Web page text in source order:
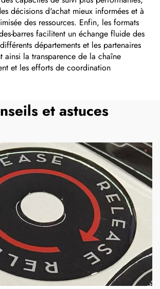
décisions d'achat mieux informées et à
des ressources. Enfin, les formats
barres facilitent un échange fluide des
départements et les partenaires
ainsi la transparence de la chaîne
et les efforts de coordination
et astuces